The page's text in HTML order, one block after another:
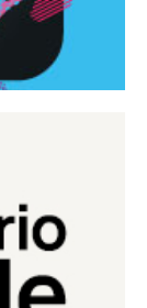
Filippo